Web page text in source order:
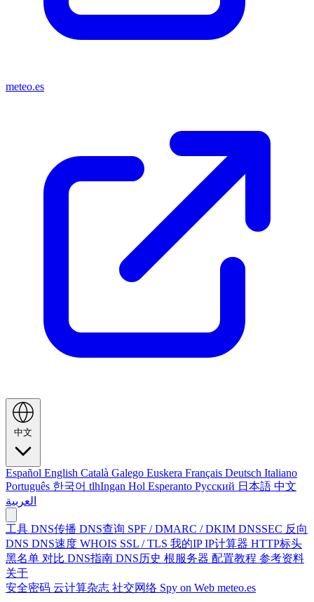
meteo.es
中文
Español English Català Galego Euskera Français Deutsch Italiano
Português 한국어 tlhIngan Hol Esperanto Русский 日本語 中文
العربية
工具 DNS传播 DNS查询 SPF / DMARC / DKIM DNSSEC 反向
DNS DNS速度 WHOIS SSL / TLS 我的IPIP计算器 HTTP标头
黑名单 对比 DNS指南 DNS历史 根服务器 配置教程 参考资料
关于
安全密码 云计算杂志 社交网络 Spy on Web meteo.es